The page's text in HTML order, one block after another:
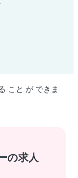
こと が できま
の求人